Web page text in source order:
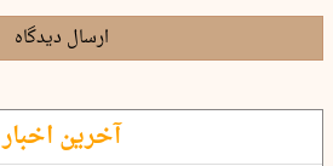
ارسال دیدگاه
آخرین اخبار